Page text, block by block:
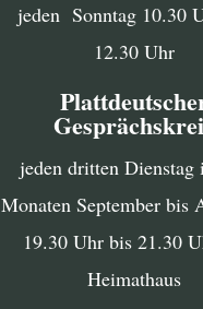
jeden Sonntag 10.30
12.30 Uhr
jeden dritten Dienstag
Monaten September bis
19.30 Uhr bis 21.30
Heimathaus